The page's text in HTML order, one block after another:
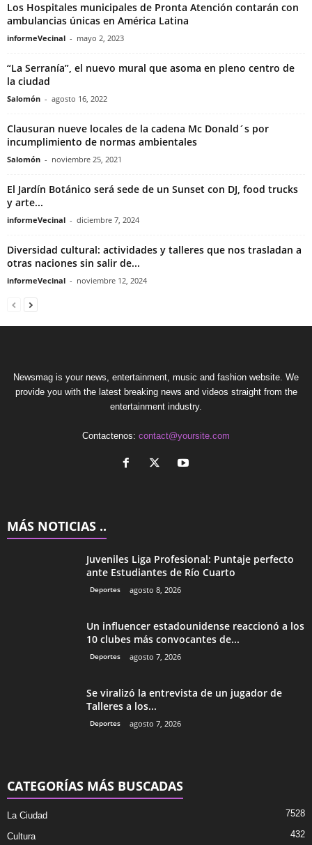
Los Hospitales municipales de Pronta Atención contarán con
ambulancias únicas en América Latina
informeVecinal - mayo 2, 2023
“La Serranía”, el nuevo mural que asoma en pleno centro de
la ciudad
Salomón - agosto 16, 2022
Clausuran nueve locales de la cadena Mc Donald´s por
incumplimiento de normas ambientales
Salomón - noviembre 25, 2021
El Jardín Botánico será sede de un Sunset con DJ, food trucks
y arte...
informeVecinal - diciembre 7, 2024
Diversidad cultural: actividades y talleres que nos trasladan a
otras naciones sin salir de...
informeVecinal - noviembre 12, 2024
Newsmag is your news, entertainment, music and fashion website. We
provide you with the latest breaking news and videos straight from the
entertainment industry.
Contactenos: contact@yoursite.com
MÁS NOTICIAS ..
Juveniles Liga Profesional: Puntaje perfecto
ante Estudiantes de Río Cuarto
Deportes agosto 8, 2026
Un influencer estadounidense reaccionó a los
10 clubes más convocantes de...
Deportes agosto 7, 2026
Se viralizó la entrevista de un jugador de
Talleres a los...
Deportes agosto 7, 2026
CATEGORÍAS MÁS BUSCADAS
La Ciudad 7528
Cultura 432